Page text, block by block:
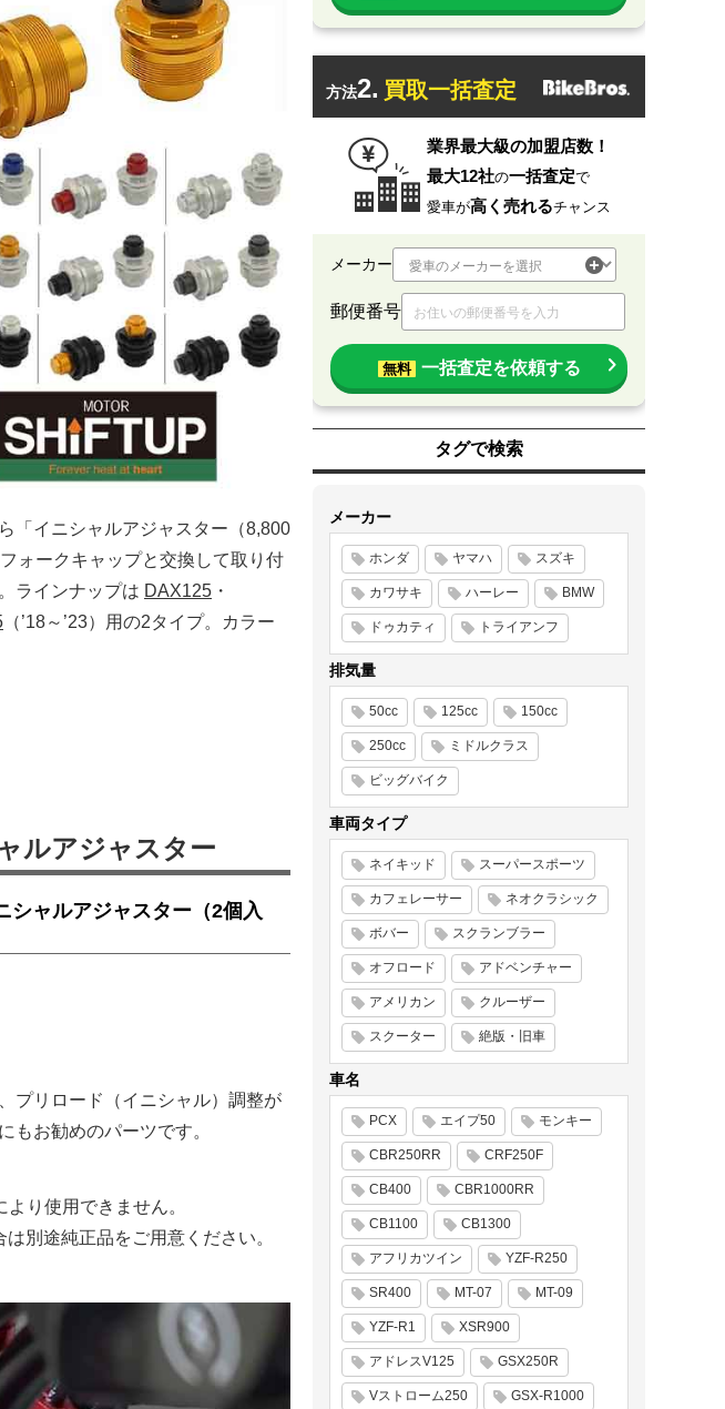
「イニシャルアジャスター（8,800
ォークキャップと交換して取り付
ラインナップは DAX125 ・
（’18～’23）用の2タイプ。カラー
ルアジャスター
シャルアジャスター（2個入
プリロード（イニシャル）調整が
もお勧めのパーツです。
り使用できません。
別途純正品をご用意ください。
方法2. 買取一括査定
業界最大級の加盟店数！
最大12社の一括査定で
愛車が高く売れるチャンス
メーカー
郵便番号
無料 一括査定を依頼する
タグで検索
メーカー
ホンダ ヤマハ スズキ
カワサキ ハーレー BMW
ドゥカティ トライアンフ
排気量
50cc 125cc 150cc
250cc ミドルクラス
ビッグバイク
車両タイプ
ネイキッド スーパースポーツ
カフェレーサー ネオクラシック
ボバー スクランブラー
オフロード アドベンチャー
アメリカン クルーザー
スクーター 絶版・旧車
車名
PCX エイプ50 モンキー
CBR250RR CRF250F
CB400 CBR1000RR
CB1100 CB1300
アフリカツイン YZF-R250
SR400 MT-07 MT-09
YZF-R1 XSR900
アドレスV125 GSX250R
Vストローム250 GSX-R1000